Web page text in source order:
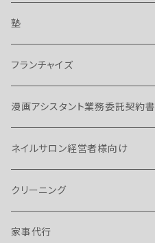
塾
フランチャイズ
漫画アシスタント業務委託契約書
ネイルサロン経営者様向け
クリーニング
家事代行